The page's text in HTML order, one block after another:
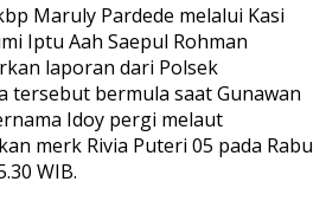
Maruly Pardede melalui Kasi
Iptu Aah Saepul Rohman
laporan dari Polsek
tersebut bermula saat Gunawan
Idoy pergi melaut
merk Rivia Puteri 05 pada Rabu
WIB.